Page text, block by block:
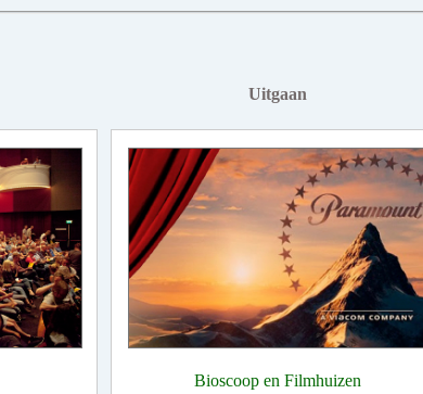
Uitgaan
Bioscoop en Filmhuizen